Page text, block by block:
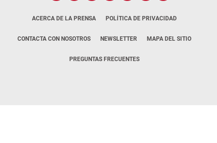
ACERCA DE LA PRENSA POLÍTICA DE PRIVACIDAD
CONTACTA CON NOSOTROS NEWSLETTER MAPA DEL SITIO
PREGUNTAS FRECUENTES